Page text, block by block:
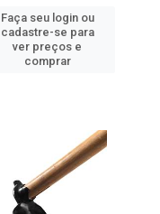
Faça seu login ou
cadastre-se para
ver preços e
comprar